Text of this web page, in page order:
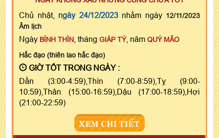
Chủ nhật, ngày 24/12/2023nhằm ngày 12/11/2023
Âm lịch
Ngày BÍNH THÌN , tháng GIÁP TÝ, năm QUÝ MÃO
Hắc đạo (thiên lao hắc đạo)
GIỜ TỐT TRONG NGÀY :
Dần (3:00-4:59),Thìn (7:00-8:59),Tỵ (9:00-
10:59),Thân (15:00-16:59),Dậu (17:00-18:59),Hợi
(21:00-22:59)
XEM CHI TIẾT